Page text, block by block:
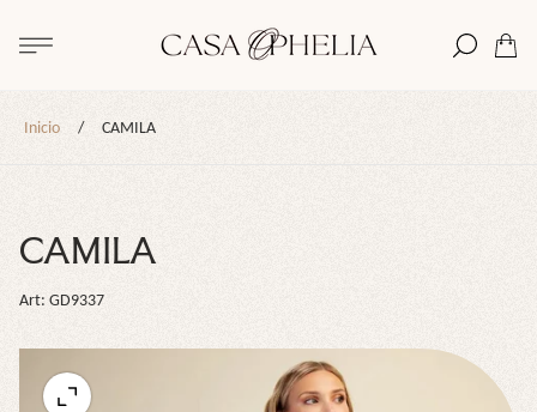
Logotipo
de
Cajón
Inicio
/ CAMILA
CAMILA
Art: GD9337